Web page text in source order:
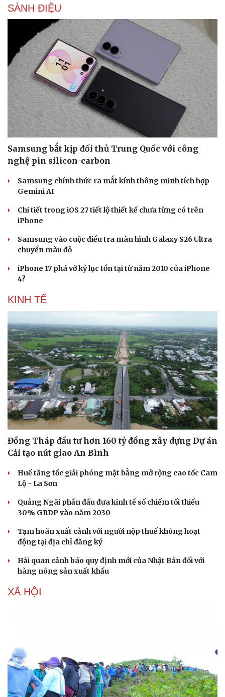
Văn hóa
Sân khấu - Điện ảnh
Văn học
Âm nhạc
Di sản
Giải trí
Nghệ sĩ
Thời trang
Sao Việt
SÀNH ĐIỆU
Samsung bắt kịp đối thủ Trung Quốc với công
nghệ pin silicon-carbon
Samsung chính thức ra mắt kính thông minh tích hợp
Gemini AI
Chi tiết trong iOS 27 tiết lộ thiết kế chưa từng có trên
iPhone
Samsung vào cuộc điều tra màn hình Galaxy S26 Ultra
chuyển màu đỏ
iPhone 17 phá vỡ kỷ lục tồn tại từ năm 2010 của iPhone
4?
KINH TẾ
Đồng Tháp đầu tư hơn 160 tỷ đồng xây dựng Dự án
Cải tạo nút giao An Bình
Huế tăng tốc giải phóng mặt bằng mở rộng cao tốc Cam
Lộ - La Sơn
Quảng Ngãi phấn đấu đưa kinh tế số chiếm tối thiểu
30% GRDP vào năm 2030
Tạm hoãn xuất cảnh với người nộp thuế không hoạt
động tại địa chỉ đăng ký
Hải quan cảnh báo quy định mới của Nhật Bản đối với
hàng nông sản xuất khẩu
XÃ HỘI